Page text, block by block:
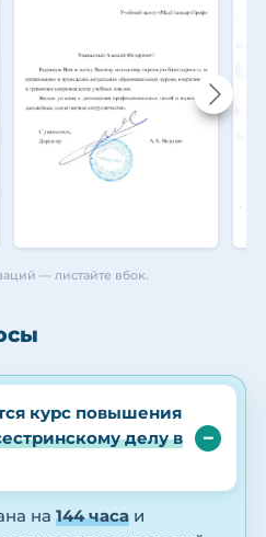
— листайте вбок.
курс повышения
делу в
на 144 часа и